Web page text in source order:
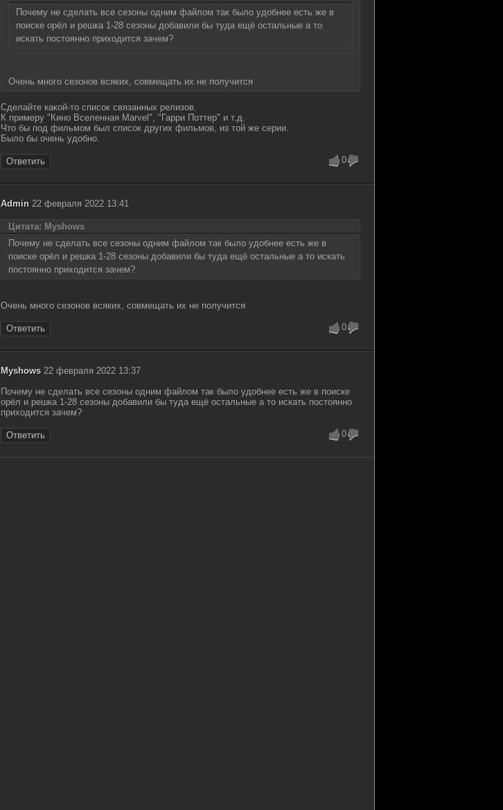
Почему не сделать все сезоны одним файлом так было удобнее есть же в
поиске орёл и решка 1-28 сезоны добавили бы туда ещё остальные а то
искать постоянно приходится зачем?
Очень много сезонов всяких, совмещать их не получится
Сделайте какой-то список связанных релизов.
К примеру "Кино Вселенная Marvel", "Гарри Поттер" и т.д.
Что бы под фильмом был список других фильмов, из той же серии.
Было бы очень удобно.
Ответить 0
Admin 22 февраля 2022 13:41
Цитата: Myshows
Почему не сделать все сезоны одним файлом так было удобнее есть же в
поиске орёл и решка 1-28 сезоны добавили бы туда ещё остальные а то искать
постоянно приходится зачем?
Очень много сезонов всяких, совмещать их не получится
Ответить 0
Myshows22 февраля 2022 13:37
Почему не сделать все сезоны одним файлом так было удобнее есть же в поиске
орёл и решка 1-28 сезоны добавили бы туда ещё остальные а то искать постоянно
приходится зачем?
Ответить 0